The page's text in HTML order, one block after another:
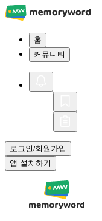
홈
커뮤니티
로그인/회원가입
앱 설치하기